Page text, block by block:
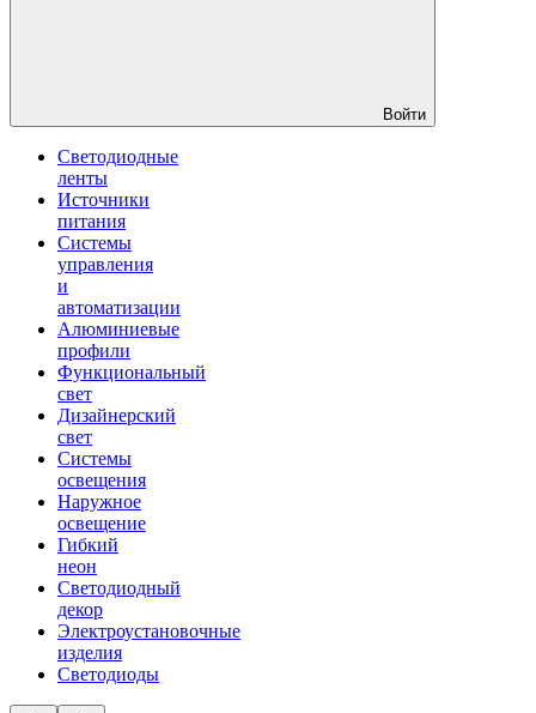
Войти
Светодиодные
ленты
Источники
питания
Системы
управления
и
автоматизации
Алюминиевые
профили
Функциональный
свет
Дизайнерский
свет
Системы
освещения
Наружное
освещение
Гибкий
неон
Светодиодный
декор
Электроустановочные
изделия
Светодиоды